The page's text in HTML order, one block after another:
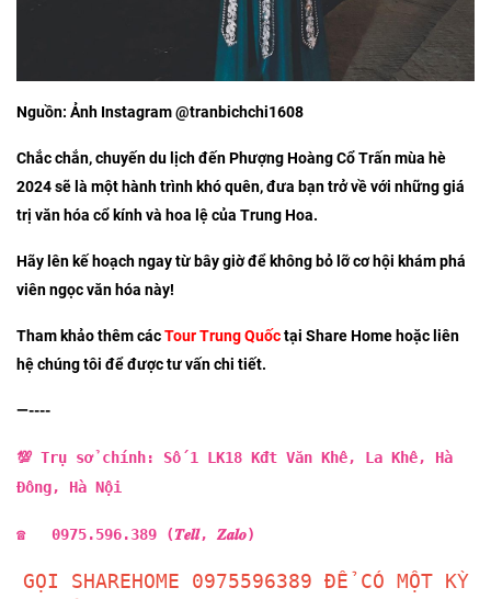
Nguồn: Ảnh Instagram @tranbichchi1608
Chắc chắn, chuyến du lịch đến Phượng Hoàng Cổ Trấn mùa hè
2024 sẽ là một hành trình khó quên, đưa bạn trở về với những giá
trị văn hóa cổ kính và hoa lệ của Trung Hoa.
Hãy lên kế hoạch ngay từ bây giờ để không bỏ lỡ cơ hội khám phá
viên ngọc văn hóa này!
Tham khảo thêm cácTour Trung Quốctại Share Home hoặc liên
hệ chúng tôi để được tư vấn chi tiết.
—----
💯 Trụ sở chính: Số 1 LK18 Kđt Văn Khê, La Khê, Hà
Đông, Hà Nội
☎ 0975.596.389 (𝑻𝒆𝒍𝒍, 𝒁𝒂𝒍𝒐)
GỌI SHAREHOME 0975596389 ĐỂ CÓ MỘT KỲ